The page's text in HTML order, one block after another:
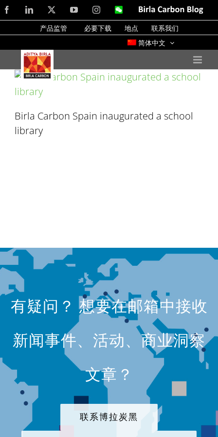
Skip
to
content
FacebookLinkedIn YouTubeInstagramWeChatBirla
Blog
产品监管 必要下载 地点
联系我们
简体中文
Birla Carbon Spain inaugurated a school
library
有疑问？ 想要在邮箱中接收
新闻事件、活动、商业洞察
文章？
联系博拉炭黑